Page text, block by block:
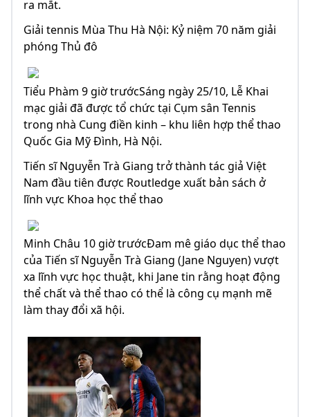
ra mắt.
Giải tennis Mùa Thu Hà Nội: Kỷ niệm 70 năm giải
phóng Thủ đô
Tiểu Phàm 9 giờ trướcSáng ngày 25/10, Lễ Khai
mạc giải đã được tổ chức tại Cụm sân Tennis
trong nhà Cung điền kinh – khu liên hợp thể thao
Quốc Gia Mỹ Đình, Hà Nội.
Tiến sĩ Nguyễn Trà Giang trở thành tác giả Việt
Nam đầu tiên được Routledge xuất bản sách ở
lĩnh vực Khoa học thể thao
Minh Châu 10 giờ trướcĐam mê giáo dục thể thao
của Tiến sĩ Nguyễn Trà Giang (Jane Nguyen) vượt
xa lĩnh vực học thuật, khi Jane tin rằng hoạt động
thể chất và thể thao có thể là công cụ mạnh mẽ
làm thay đổi xã hội.